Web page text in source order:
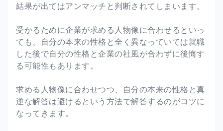
結果が出てはアンマッチと判断されてしまいます。
受かるために企業が求める人物像に合わせるといっ
ても、自分の本来の性格と全く異なっていては就職
した後で自分の性格と企業の社風が合わずに後悔す
る可能性もあります。
求める人物像に合わせつつ、自分の本来の性格と真
逆な解答は避けるという方法で解答するのがコツに
なってきます。